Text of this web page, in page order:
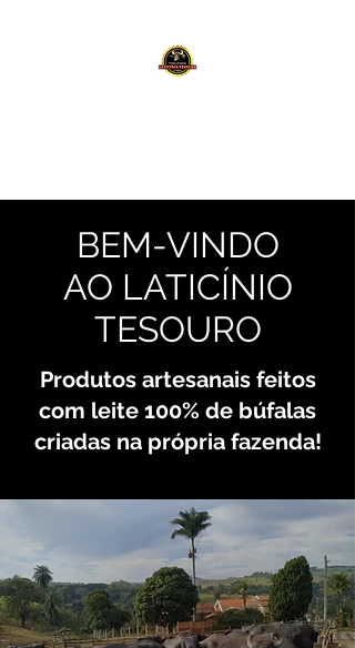
BEM-VINDO
AO LATICÍNIO
TESOURO
Produtos artesanais feitos
com leite 100% de búfalas
criadas na própria fazenda!